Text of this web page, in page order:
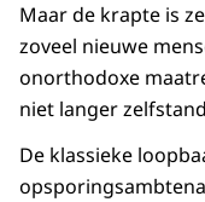
Maar de krapte is
zoveel nieuwe
onorthodoxe
niet langer
De klassieke